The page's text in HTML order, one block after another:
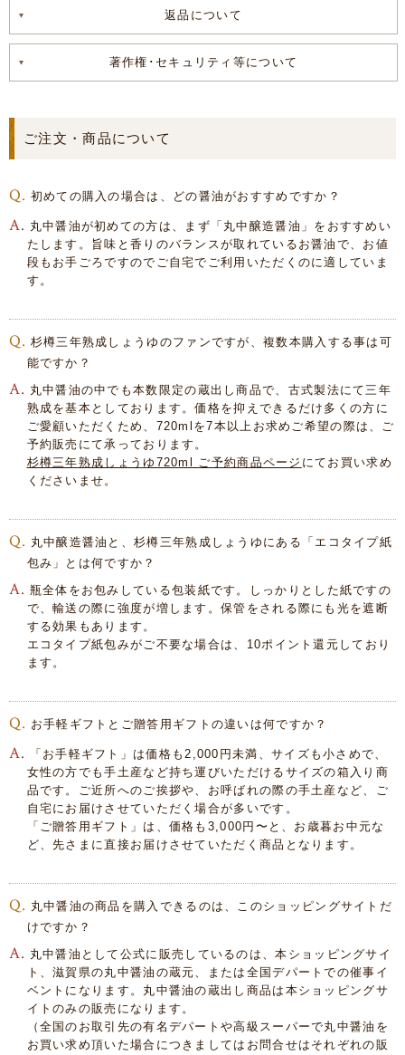
返品について
著作権･セキュリティ等について
ご注文・商品について
初めての購入の場合は、どの醤油がおすすめですか？
丸中醤油が初めての方は、まず「丸中醸造醤油」をおすすめい
たします。旨味と香りのバランスが取れているお醤油で、お値
段もお手ごろですのでご自宅でご利用いただくのに適していま
す。
杉樽三年熟成しょうゆのファンですが、複数本購入する事は可
能ですか？
丸中醤油の中でも本数限定の蔵出し商品で、古式製法にて三年
熟成を基本としております。価格を抑えできるだけ多くの方に
ご愛顧いただくため、720mlを7本以上お求めご希望の際は、ご
予約販売にて承っております。
杉樽三年熟成しょうゆ720ml ご予約商品ページ にてお買い求め
くださいませ。
丸中醸造醤油と、杉樽三年熟成しょうゆにある「エコタイプ紙
包み」とは何ですか？
瓶全体をお包みしている包装紙です。しっかりとした紙ですの
で、輸送の際に強度が増します。保管をされる際にも光を遮断
する効果もあります。
エコタイプ紙包みがご不要な場合は、10ポイント還元しており
ます。
お手軽ギフトとご贈答用ギフトの違いは何ですか？
「お手軽ギフト」は価格も2,000円未満、サイズも小さめで、
女性の方でも手土産など持ち運びいただけるサイズの箱入り商
品です。ご近所へのご挨拶や、お呼ばれの際の手土産など、ご
自宅にお届けさせていただく場合が多いです。
「ご贈答用ギフト」は、価格も3,000円〜と、お歳暮お中元な
ど、先さまに直接お届けさせていただく商品となります。
丸中醤油の商品を購入できるのは、このショッピングサイトだ
けですか？
丸中醤油として公式に販売しているのは、本ショッピングサイ
ト、滋賀県の丸中醤油の蔵元、または全国デパートでの催事イ
ベントになります。丸中醤油の蔵出し商品は本ショッピングサ
イトのみの販売になります。
（全国のお取引先の有名デパートや高級スーパーで丸中醤油を
お買い求め頂いた場合につきましてはお問合せはそれぞれの販